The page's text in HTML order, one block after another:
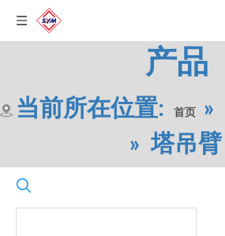
产品
当前所在位置: 首页 »
» 塔吊臂